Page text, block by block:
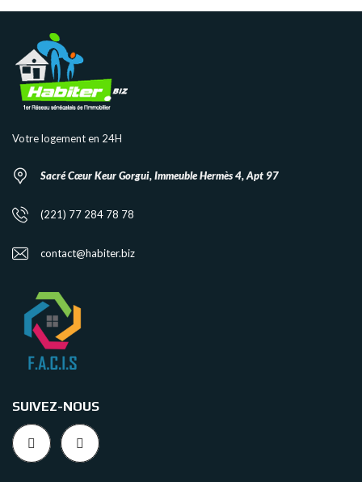
Votre logement en 24H
Sacré Cœur Keur Gorgui, Immeuble Hermès 4, Apt 97
(221) 77 284 78 78
contact@habiter.biz
SUIVEZ-NOUS